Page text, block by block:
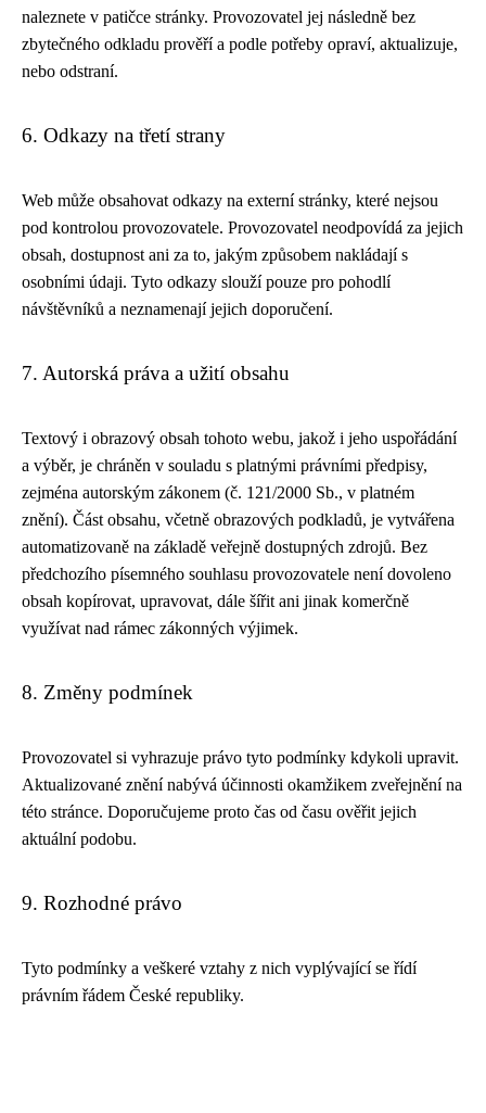
naleznete v patičce stránky. Provozovatel jej následně bez
zbytečného odkladu prověří a podle potřeby opraví, aktualizuje,
nebo odstraní.
6. Odkazy na třetí strany
Web může obsahovat odkazy na externí stránky, které nejsou
pod kontrolou provozovatele. Provozovatel neodpovídá za jejich
obsah, dostupnost ani za to, jakým způsobem nakládají s
osobními údaji. Tyto odkazy slouží pouze pro pohodlí
návštěvníků a neznamenají jejich doporučení.
7. Autorská práva a užití obsahu
Textový i obrazový obsah tohoto webu, jakož i jeho uspořádání
a výběr, je chráněn v souladu s platnými právními předpisy,
zejména autorským zákonem (č. 121/2000 Sb., v platném
znění). Část obsahu, včetně obrazových podkladů, je vytvářena
automatizovaně na základě veřejně dostupných zdrojů. Bez
předchozího písemného souhlasu provozovatele není dovoleno
obsah kopírovat, upravovat, dále šířit ani jinak komerčně
využívat nad rámec zákonných výjimek.
8. Změny podmínek
Provozovatel si vyhrazuje právo tyto podmínky kdykoli upravit.
Aktualizované znění nabývá účinnosti okamžikem zveřejnění na
této stránce. Doporučujeme proto čas od času ověřit jejich
aktuální podobu.
9. Rozhodné právo
Tyto podmínky a veškeré vztahy z nich vyplývající se řídí
právním řádem České republiky.